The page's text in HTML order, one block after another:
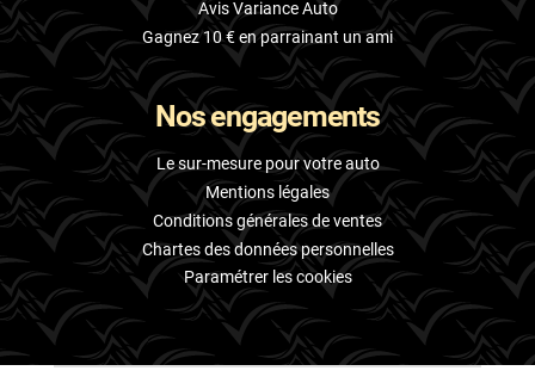
Avis Variance Auto
Gagnez 10 € en parrainant un ami
Nos engagements
Le sur-mesure pour votre auto
Mentions légales
Conditions générales de ventes
Chartes des données personnelles
Paramétrer les cookies